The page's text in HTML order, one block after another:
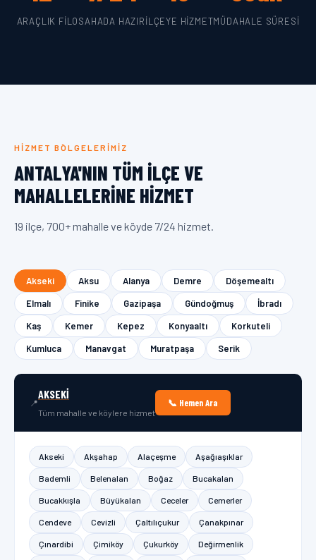
ARAÇLIK FILOSAHADA HAZIRİLÇEYE HIZMETMÜDAHALE SÜRESI
HIZMET BÖLGELERIMIZ
ANTALYA'NIN TÜM İLÇE VE
MAHALLELERINE HIZMET
19 ilçe, 700+ mahalle ve köyde 7/24 hizmet.
Akseki Aksu Alanya Demre
Döşemealtı
Elmalı
Finike Gazipaşa Gündoğmuş
İbradı
Kaş
Kemer Kepez Konyaaltı
Korkuteli
Kumluca
Manavgat Muratpaşa Serik
📍
AKSEKI
Tüm mahalle ve köylere hizmet
📞 Hemen Ara
Akseki Akşahap Alaçeşme Aşağıaşıklar
Bademli Belenalan Boğaz Bucakalan
Bucakkışla Büyükalan Ceceler Cemerler
Cendeve Cevizli Çaltılıçukur Çanakpınar
Çınardibi Çimiköy Çukurköy Değirmenlik